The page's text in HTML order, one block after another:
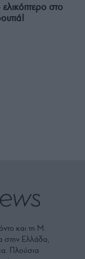
στο
και τη Μ.
στην Ελλάδα,
Πλούσια